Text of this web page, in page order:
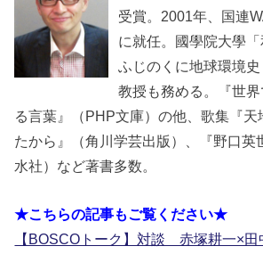
受賞。2001年、国連
に就任。國學院大學「
ふじのくに地球環境
教授も務める。『世
る言葉』（PHP文庫）の他、歌集『
たから』（角川学芸出版）、『野口英
水社）など著書多数。
★こちらの記事もご覧ください★
【BOSCOトーク】対談 赤塚耕一×田